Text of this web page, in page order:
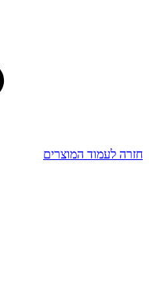
חזרה לעמוד המוצרים